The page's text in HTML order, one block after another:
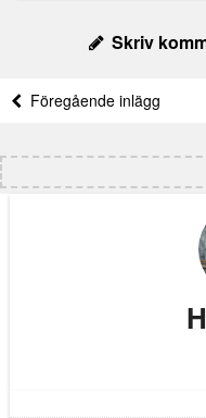
Skriv
Föregående inlägg